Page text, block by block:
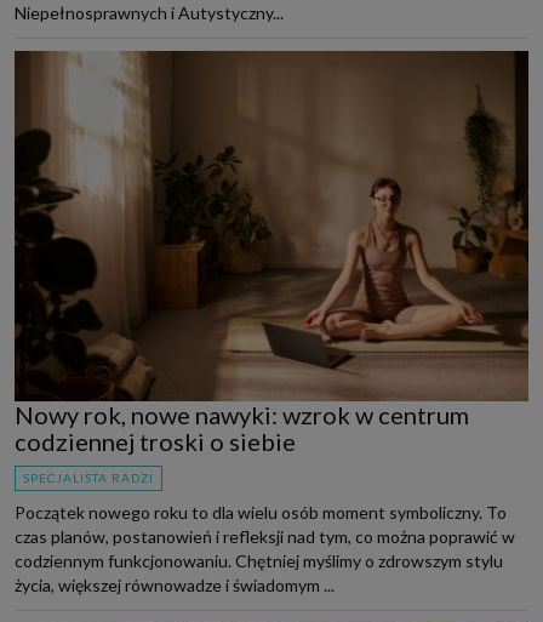
Niepełnosprawnych i Autystyczny...
Nowy rok, nowe nawyki: wzrok w centrum
codziennej troski o siebie
SPECJALISTA RADZI
Początek nowego roku to dla wielu osób moment symboliczny. To
czas planów, postanowień i refleksji nad tym, co można poprawić w
codziennym funkcjonowaniu. Chętniej myślimy o zdrowszym stylu
życia, większej równowadze i świadomym ...